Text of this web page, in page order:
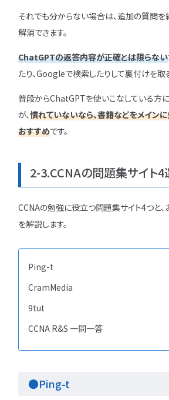
それでも分からない場合は、追加の質問を
解消できます。
ChatGPTの返答内容が正確とは限らない
たり、Googleで検索したりして裏付けを取
普段からChatGPTを使いこなしている方
が、慣れていないなら、書籍などをメイン
おすすめです。
2-3.CCNAの問題集サイト4
CCNAの勉強に役立つ問題集サイト4つと
を解説します。
Ping-t
CramMedia
9tut
CCNA R&S 一問一答
●Ping-t